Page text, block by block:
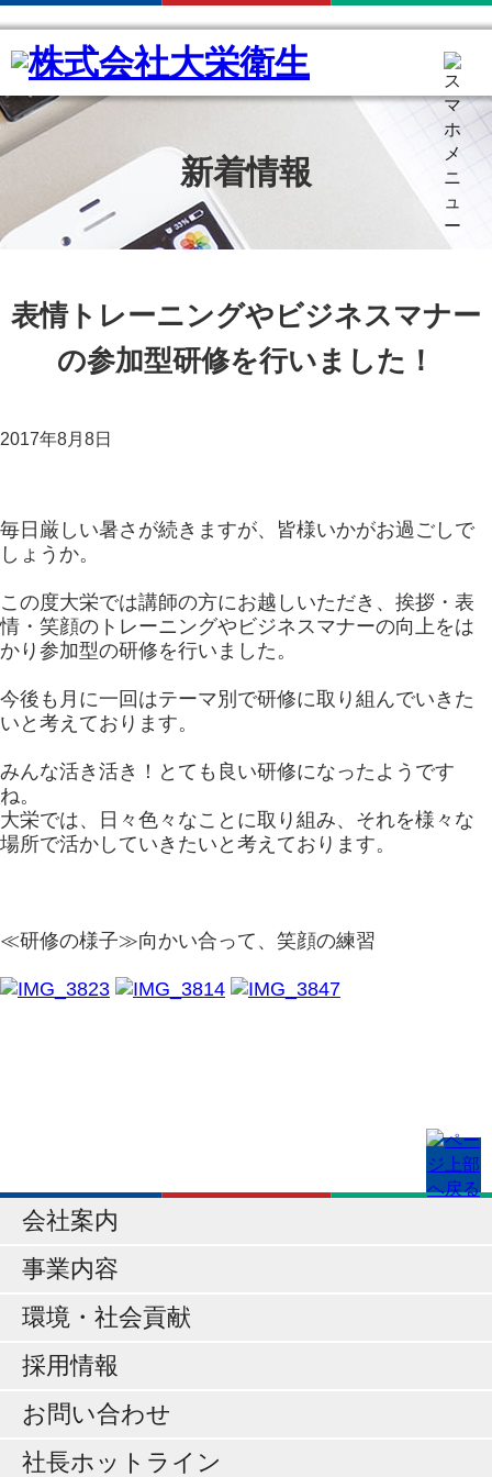
新着情報
表情トレーニングやビジネスマナー
の参加型研修を行いました！
2017年8月8日
毎日厳しい暑さが続きますが、皆様いかがお過ごしで
しょうか。
この度大栄では講師の方にお越しいただき、挨拶・表
情・笑顔のトレーニングやビジネスマナーの向上をは
かり参加型の研修を行いました。
今後も月に一回はテーマ別で研修に取り組んでいきた
いと考えております。
みんな活き活き！とても良い研修になったようです
ね。
大栄では、日々色々なことに取り組み、それを様々な
場所で活かしていきたいと考えております。
≪研修の様子≫向かい合って、笑顔の練習
会社案内
事業内容
環境・社会貢献
採用情報
お問い合わせ
社長ホットライン